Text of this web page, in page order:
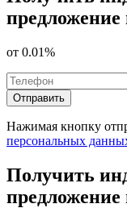
предложение
от 0.01%
Отправить
Нажимая кнопку
персональных
Получить
предложение